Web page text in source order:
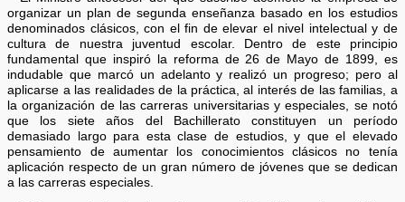
organizar un plan de segunda enseñanza basado en los estudios
denominados clásicos, con el fin de elevar el nivel intelectual y de
cultura de nuestra juventud escolar. Dentro de este principio
fundamental que inspiró la reforma de 26 de Mayo de 1899, es
indudable que marcó un adelanto y realizó un progreso; pero al
aplicarse a las realidades de la práctica, al interés de las familias, a
la organización de las carreras universitarias y especiales, se notó
que los siete años del Bachillerato constituyen un período
demasiado largo para esta clase de estudios, y que el elevado
pensamiento de aumentar los conocimientos clásicos no tenía
aplicación respecto de un gran número de jóvenes que se dedican
a las carreras especiales.